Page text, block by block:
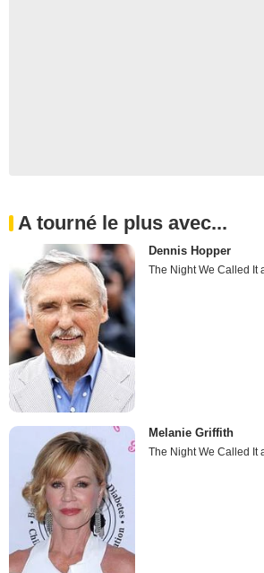
A tourné le plus avec...
Dennis Hopper
The Night We Called It
Melanie Griffith
The Night We Called It